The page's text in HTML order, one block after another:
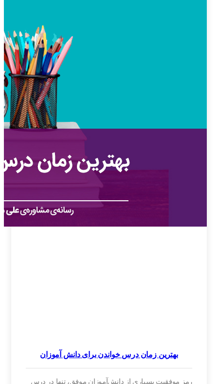
بهترین زمان درس خواندن برای دانش‌ آموزان
رمز موفقیت بسیاری از دانش‌آموزان موفق، تنها در درس